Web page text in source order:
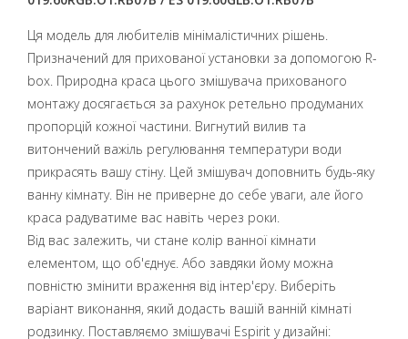
Ця модель для любителів мінімалістичних рішень.
Призначений для прихованої установки за допомогою R-
box. Природна краса цього змішувача прихованого
монтажу досягається за рахунок ретельно продуманих
пропорцій кожної частини. Вигнутий вилив та
витончений важіль регулювання температури води
прикрасять вашу стіну. Цей змішувач доповнить будь-яку
ванну кімнату. Він не приверне до себе уваги, але його
краса радуватиме вас навіть через роки.
Від вас залежить, чи стане колір ванної кімнати
елементом, що об'єднує. Або завдяки йому можна
повністю змінити враження від інтер'єру. Виберіть
варіант виконання, який додасть вашій ванній кімнаті
родзинку. Поставляємо змішувачі Espirit у дизайні: